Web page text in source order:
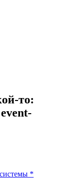
то:
*